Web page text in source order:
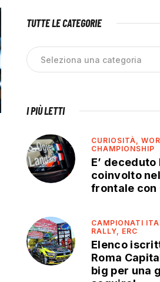
TUTTE LE CATEGORIE
I PIÙ LETTI
CURIOSITÀ,
CHAMPIONSHIP
E’ deceduto
coinvolto
frontale con
CAMPIONATI
RALLY, ERC
Elenco
Roma
big per una